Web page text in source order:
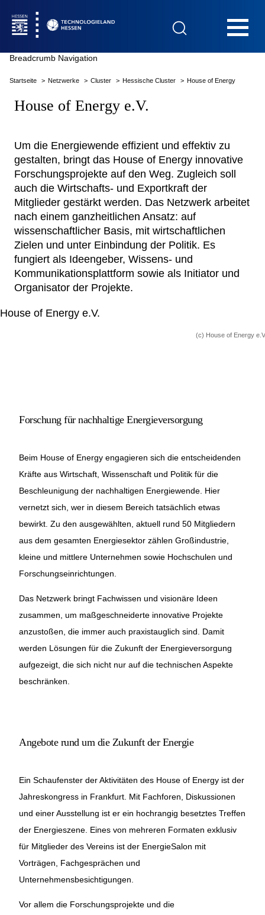
Das Technologieland
Innovationsfelder
Beratung & Förderung
Netzwerke
Breadcrumb Navigation
Startseite Netzwerke Cluster Hessische Cluster House of Energy
House of Energy e.V.
Um die Energiewende effizient und effektiv zu
gestalten, bringt das House of Energy innovative
Forschungsprojekte auf den Weg. Zugleich soll
auch die Wirtschafts- und Exportkraft der
Mitglieder gestärkt werden. Das Netzwerk arbeitet
nach einem ganzheitlichen Ansatz: auf
wissenschaftlicher Basis, mit wirtschaftlichen
Zielen und unter Einbindung der Politik. Es
fungiert als Ideengeber, Wissens- und
Kommunikationsplattform sowie als Initiator und
Organisator der Projekte.
(c) House of Energy
Forschung für nachhaltige Energieversorgung
Beim House of Energy engagieren sich die entscheidenden
Kräfte aus Wirtschaft, Wissenschaft und Politik für die
Beschleunigung der nachhaltigen Energiewende. Hier
vernetzt sich, wer in diesem Bereich tatsächlich etwas
bewirkt. Zu den ausgewählten, aktuell rund 50 Mitgliedern
aus dem gesamten Energiesektor zählen Großindustrie,
kleine und mittlere Unternehmen sowie Hochschulen und
Forschungseinrichtungen.
Das Netzwerk bringt Fachwissen und visionäre Ideen
zusammen, um maßgeschneiderte innovative Projekte
anzustoßen, die immer auch praxistauglich sind. Damit
werden Lösungen für die Zukunft der Energieversorgung
aufgezeigt, die sich nicht nur auf die technischen Aspekte
beschränken.
Angebote rund um die Zukunft der Energie
Ein Schaufenster der Aktivitäten des House of Energy ist der
Jahreskongress in Frankfurt. Mit Fachforen, Diskussionen
und einer Ausstellung ist er ein hochrangig besetztes Treffen
der Energieszene. Eines von mehreren Formaten exklusiv
für Mitglieder des Vereins ist der EnergieSalon mit
Vorträgen, Fachgesprächen und
Unternehmensbesichtigungen.
Vor allem die Forschungsprojekte und die